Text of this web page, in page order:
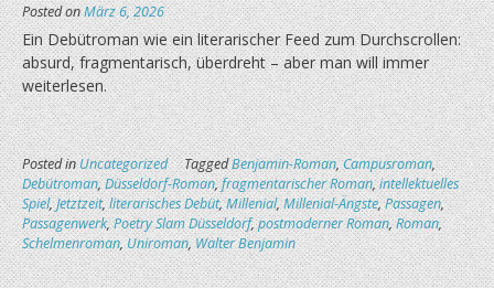
Posted onMärz 6, 2026
Ein Debütroman wie ein literarischer Feed zum Durchscrollen:
absurd, fragmentarisch, überdreht – aber man will immer
weiterlesen.
Posted inUncategorized TaggedBenjamin-Roman,Campusroman,
Debütroman,Düsseldorf-Roman,fragmentarischer Roman,intellektuelles
Spiel,Jetztzeit,literarisches Debüt,Millenial,Millenial-Ängste,Passagen,
Passagenwerk,Poetry Slam Düsseldorf,postmoderner Roman,Roman,
Schelmenroman,Uniroman,Walter Benjamin